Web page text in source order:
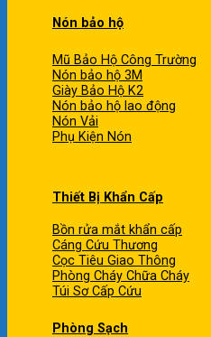
Nón bảo hộ
Mũ Bảo Hộ Công Trường
Nón bảo hộ 3M
Giày Bảo Hộ K2
Nón bảo hộ lao động
Nón Vải
Phụ Kiện Nón
Thiết Bị Khẩn Cấp
Bồn rửa mắt khẩn cấp
Cáng Cứu Thương
Cọc Tiêu Giao Thông
Phòng Cháy Chữa Cháy
Túi Sơ Cấp Cứu
Phòng Sạch